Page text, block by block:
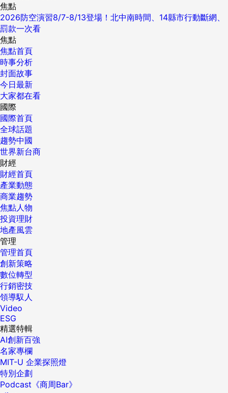
焦點
2026防空演習8/7-8/13登場！北中南時間、14縣市行動斷網、
罰款一次看
焦點
焦點首頁
時事分析
封面故事
今日最新
大家都在看
國際
國際首頁
全球話題
趨勢中國
世界新台商
財經
財經首頁
產業動態
商業趨勢
焦點人物
投資理財
地產風雲
管理
管理首頁
創新策略
數位轉型
行銷密技
領導馭人
Video
ESG
精選特輯
AI創新百強
名家專欄
MIT-U 企業探照燈
特別企劃
Podcast《商周Bar》